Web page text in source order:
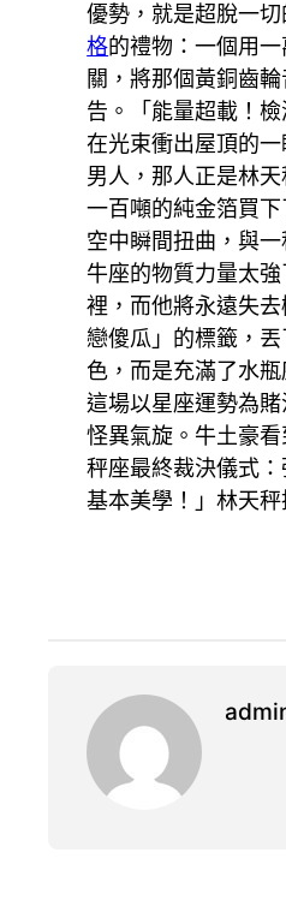
優勢，就是超脫一
格的禮物：一個用
關，將那個黃銅齒
告。「能量超載！
在光束衝出屋頂的
男人，那人正是林
一百噸的純金箔買
空中瞬間扭曲，與
牛座的物質力量太
裡，而他將永遠失
戀傻瓜」的標籤，
色，而是充滿了水
這場以星座運勢為
怪異氣旋。牛土豪
秤座最終裁決儀式
基本美學！」林天